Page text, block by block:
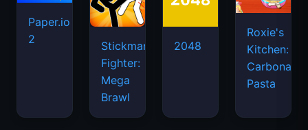
Paper.io
2
Stickman
Fighter:
Mega
Brawl
2048
Roxie's
Kitchen:
Carbonara
Pasta